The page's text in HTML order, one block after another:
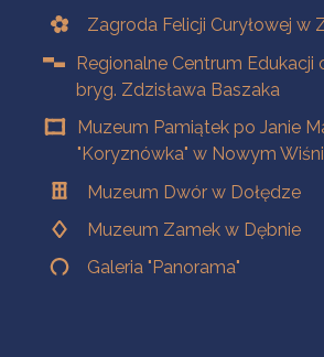
Zagroda Felicji Curyłowej w
Regionalne Centrum Edukacji
bryg. Zdzisława Baszaka
Muzeum Pamiątek po Janie
"Koryznówka" w Nowym
Muzeum Dwór w Dołędze
Muzeum Zamek w Dębnie
Galeria "Panorama"